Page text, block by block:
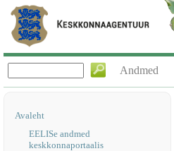
Andmed
Avaleht
EELISe andmed
keskkonnaportaalis